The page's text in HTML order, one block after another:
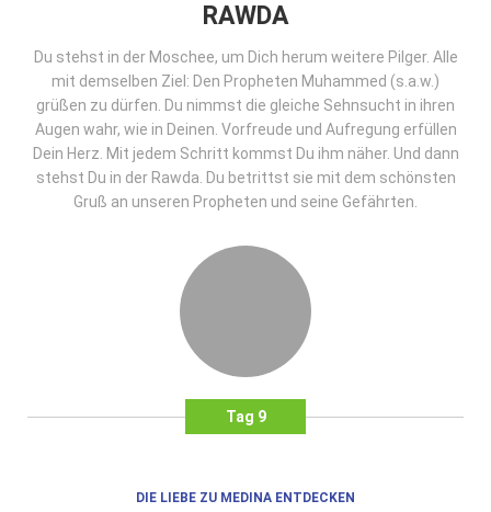
Tag 9
RAWDA
Du stehst in der Moschee, um Dich herum weitere Pilger. Alle
mit demselben Ziel: Den Propheten Muhammed (s.a.w.)
grüßen zu dürfen. Du nimmst die gleiche Sehnsucht in ihren
Augen wahr, wie in Deinen. Vorfreude und Aufregung erfüllen
Dein Herz. Mit jedem Schritt kommst Du ihm näher. Und dann
stehst Du in der Rawda. Du betrittst sie mit dem schönsten
Gruß an unseren Propheten und seine Gefährten.
DIE LIEBE ZU MEDINA ENTDECKEN